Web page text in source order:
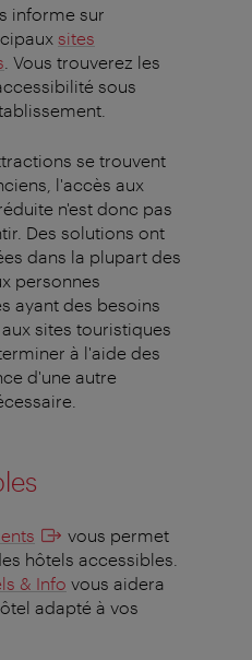
informe sur
sites
. Vous trouverez les
sous
se trouvent
l'accès aux
n'est donc pas
Des solutions ont
dans la plupart des
personnes
ayant des besoins
sites touristiques
à l'aide des
d'une autre
vous permet
hôtels accessibles.
& Info vous aidera
adapté à vos